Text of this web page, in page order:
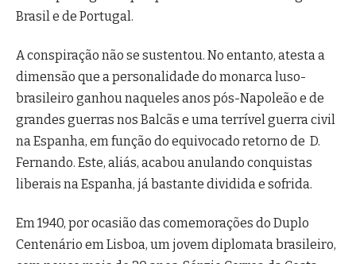
Brasil e de Portugal.
A conspiração não se sustentou. No entanto, atesta a
dimensão que a personalidade do monarca luso-
brasileiro ganhou naqueles anos pós-Napoleão e de
grandes guerras nos Balcãs e uma terrível guerra civil
na Espanha, em função do equivocado retorno de D.
Fernando. Este, aliás, acabou anulando conquistas
liberais na Espanha, já bastante dividida e sofrida.
Em 1940, por ocasião das comemorações do Duplo
Centenário em Lisboa, um jovem diplomata brasileiro,